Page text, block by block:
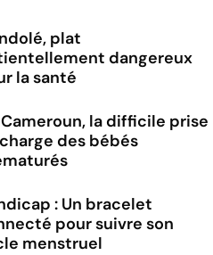
plat
dangereux
la santé
la difficile prise
des bébés
: Un bracelet
pour suivre son
menstruel